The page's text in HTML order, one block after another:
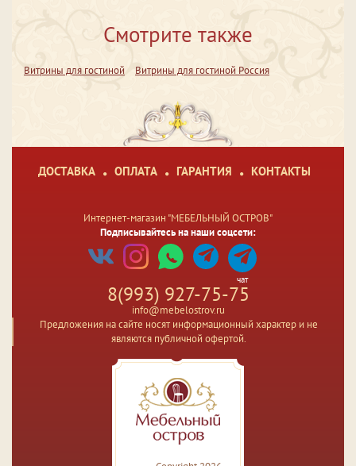
Смотрите также
Витрины для гостиной Витрины для гостиной Россия
ДОСТАВКА ОПЛАТА ГАРАНТИЯ КОНТАКТЫ
Интернет-магазин "МЕБЕЛЬНЫЙ ОСТРОВ"
Подписывайтесь на наши соцсети:
чат
8(993) 927-75-75
info@mebelostrov.ru
Предложения на сайте носят информационный характер и не
являются публичной офертой.